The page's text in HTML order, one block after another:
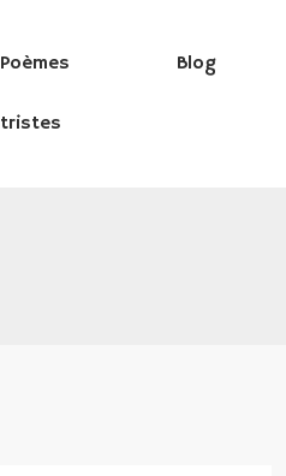
Poèmes
tristes
Blog